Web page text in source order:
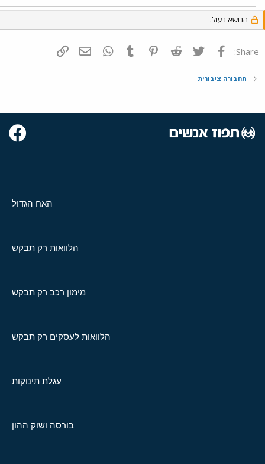
הנושא נעול.
Share: פייסבוק Twitter
Reddit
Pinterest
Tumblr
WhatsAppדואר אלקטרוני
תחבורה ציבורית
האח הגדול
הלוואות רק תבקש
מימון רכב רק תבקש
הלוואות לעסקים רק תבקש
עגלת תינוקות
בורסה ושוק ההון